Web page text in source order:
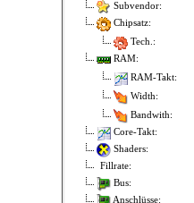
Subvendor:
Chipsatz:
Tech.:
RAM:
RAM-Takt:
Width:
Bandwith:
Core-Takt:
Shaders:
Fillrate:
Bus:
Anschlüsse: